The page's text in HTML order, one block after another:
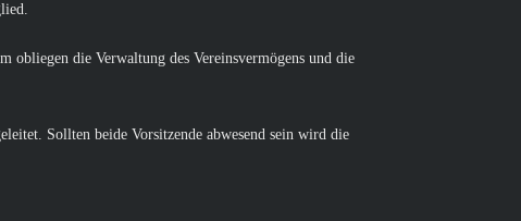
obliegen die Verwaltung des Vereinsvermögens und die
Sollten beide Vorsitzende abwesend sein wird die